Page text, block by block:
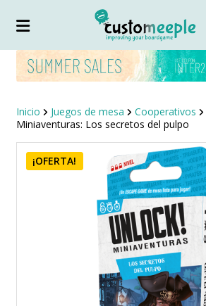
Inicio Juegos de mesa Cooperativos
Miniaventuras: Los secretos del pulpo
¡OFERTA!